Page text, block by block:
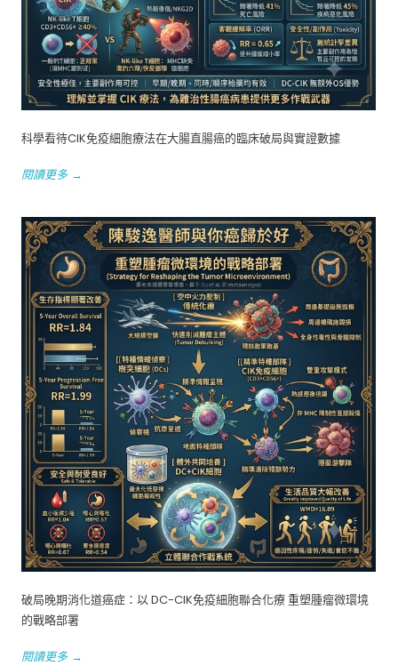
科學看待CIK免疫細胞療法在大腸直腸癌的臨床破局與實證數據
閱讀更多 →
破局晚期消化道癌症：以 DC-CIK免疫細胞聯合化療 重塑腫瘤微環境
的戰略部署
閱讀更多 →